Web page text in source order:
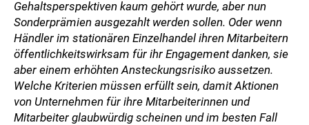
Gehaltsperspektiven kaum gehört wurde, aber nun
Sonderprämien ausgezahlt werden sollen. Oder wenn
Händler im stationären Einzelhandel ihren Mitarbeitern
öffentlichkeitswirksam für ihr Engagement danken, sie
aber einem erhöhten Ansteckungsrisiko aussetzen.
Welche Kriterien müssen erfüllt sein, damit Aktionen
von Unternehmen für ihre Mitarbeiterinnen und
Mitarbeiter glaubwürdig scheinen und im besten Fall